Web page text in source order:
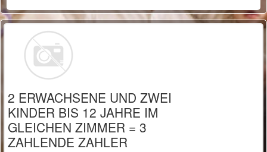
2 ERWACHSENE UND ZWEI
KINDER BIS 12 JAHRE IM
GLEICHEN ZIMMER = 3
ZAHLENDE ZAHLER